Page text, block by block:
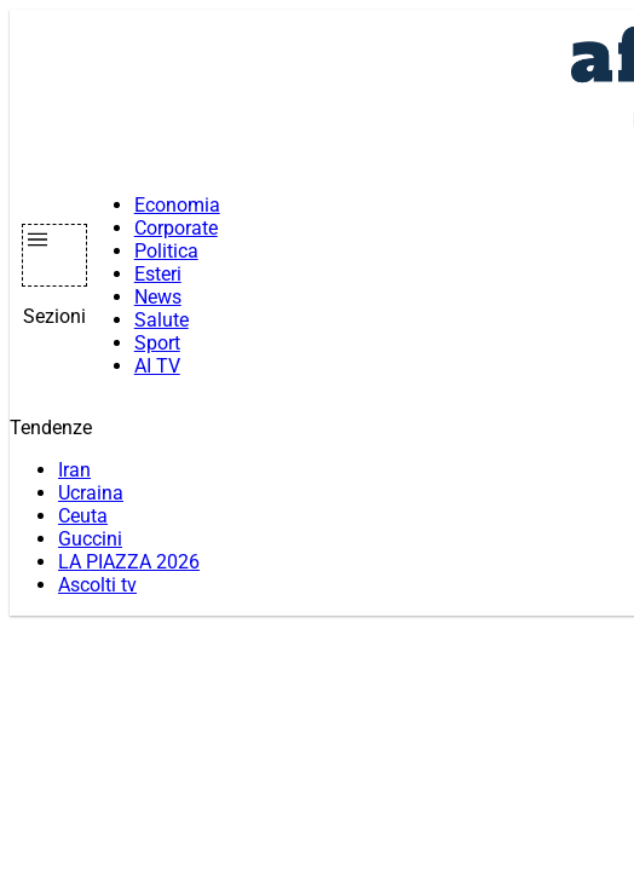
Sezioni
Economia
Corporate
Politica
Esteri
News
Salute
Sport
AI TV
Tendenze
Iran
Ucraina
Ceuta
Guccini
LA PIAZZA 2026
Ascolti tv